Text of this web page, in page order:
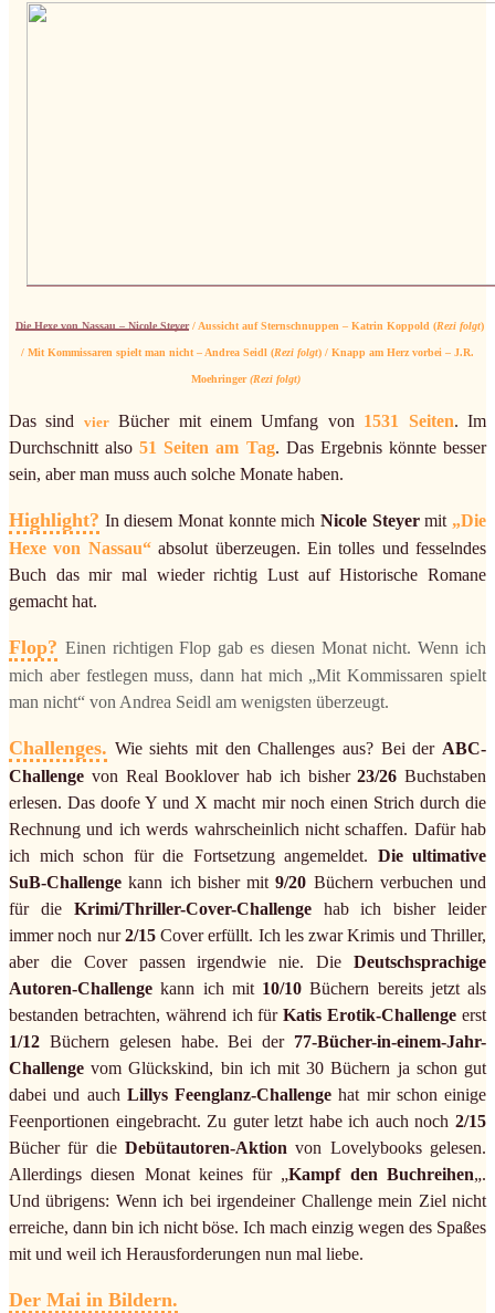
Die Hexe von Nassau – Nicole Steyer/ Aussicht auf Sternschnuppen – Katrin Koppold (Rezi folgt)
/ Mit Kommissaren spielt man nicht – Andrea Seidl (Rezi folgt) / Knapp am Herz vorbei – J.R.
Moehringer (Rezi folgt)
Das sind vierBücher mit einem Umfang von 1531 Seiten. Im
Durchschnitt also51 Seiten am Tag. Das Ergebnis könnte besser
sein, aber man muss auch solche Monate haben.
Highlight? In diesem Monat konnte mich Nicole Steyermit „Die
Hexe von Nassau“absolut überzeugen. Ein tolles und fesselndes
Buch das mir mal wieder richtig Lust auf Historische Romane
gemacht hat.
Flop? Einen richtigen Flop gab es diesen Monat nicht. Wenn ich
mich aber festlegen muss, dann hat mich „Mit Kommissaren spielt
man nicht“ von Andrea Seidl am wenigsten überzeugt.
Challenges. Wie siehts mit den Challenges aus? Bei der ABC-
Challenge von Real Booklover hab ich bisher23/26 Buchstaben
erlesen. Das doofe Y und X macht mir noch einen Strich durch die
Rechnung und ich werds wahrscheinlich nicht schaffen. Dafür hab
ich mich schon für die Fortsetzung angemeldet. Die ultimative
SuB-Challenge kann ich bisher mit9/20 Büchern verbuchen und
für die Krimi/Thriller-Cover-Challengehab ich bisher leider
immer noch nur2/15Cover erfüllt. Ich les zwar Krimis und Thriller,
aber die Cover passen irgendwie nie. Die Deutschsprachige
Autoren-Challenge kann ich mit 10/10 Büchern bereits jetzt als
bestanden betrachten, während ich fürKatis Erotik-Challenge erst
1/12 Büchern gelesen habe. Bei der 77-Bücher-in-einem-Jahr-
Challenge vom Glückskind, bin ich mit 30 Büchern ja schon gut
dabei und auch Lillys Feenglanz-Challenge hat mir schon einige
Feenportionen eingebracht. Zu guter letzt habe ich auch noch 2/15
Bücher für die Debütautoren-Aktion von Lovelybooks gelesen.
Allerdings diesen Monat keines für „Kampf den Buchreihen„.
Und übrigens: Wenn ich bei irgendeiner Challenge mein Ziel nicht
erreiche, dann bin ich nicht böse. Ich mach einzig wegen des Spaßes
mit und weil ich Herausforderungen nun mal liebe.
Der Mai in Bildern.